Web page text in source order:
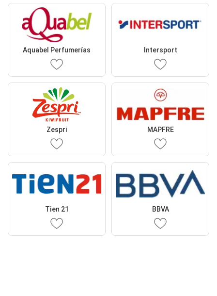
Aquabel Perfumerías Intersport
Zespri MAPFRE
Tien 21 BBVA